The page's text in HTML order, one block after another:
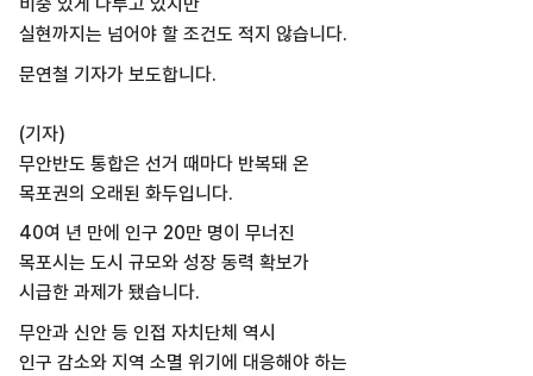
실현까지는 넘어야 할 조건도 적지 않습니다.
문연철 기자가 보도합니다.
(기자)
무안반도 통합은 선거 때마다 반복돼 온
목포권의 오래된 화두입니다.
40여 년 만에 인구 20만 명이 무너진
목포시는 도시 규모와 성장 동력 확보가
시급한 과제가 됐습니다.
무안과 신안 등 인접 자치단체 역시
인구 감소와 지역 소멸 위기에 대응해야 하는